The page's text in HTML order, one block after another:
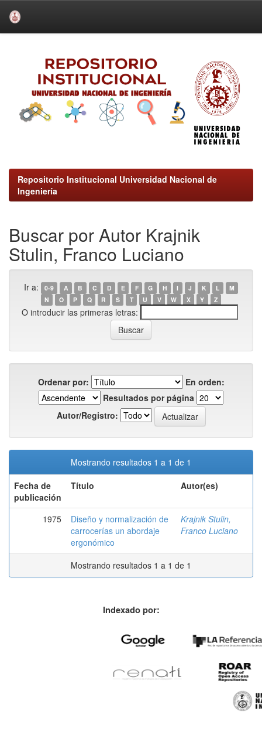
Repositorio Institucional Universidad Nacional de
Ingeniería
Buscar por Autor Krajnik
Stulin, Franco Luciano
Ir a: 0-9 A B C D E F G H I J K L
M
N
O P Q R S T U V W X Y Z
O introducir las primeras letras:
Ordenar por:
En orden:
Resultados por página
Autor/Registro:
Mostrando resultados 1 a 1 de 1
Fecha de
publicación
Título Autor(es)
1975
Diseño y normalización de
carrocerías un abordaje
ergonómico
Krajnik Stulin,
Franco Luciano
Mostrando resultados 1 a 1 de 1
Indexado por: